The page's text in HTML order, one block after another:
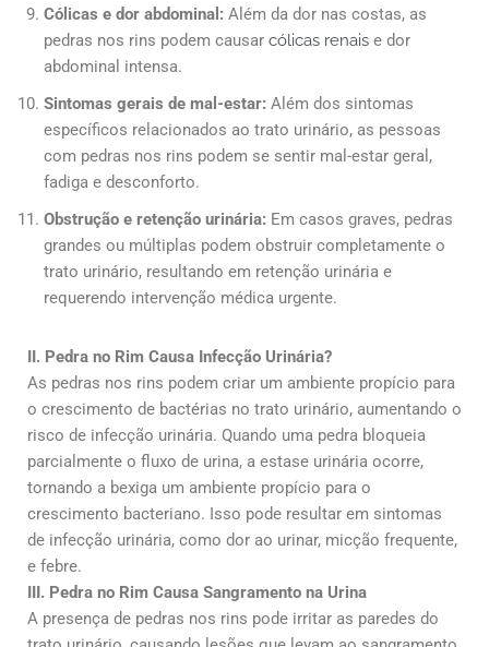
Cólicas e dor abdominal: Além da dor nas costas, as
pedras nos rins podem causar cólicas renais e dor
abdominal intensa.
Sintomas gerais de mal-estar: Além dos sintomas
específicos relacionados ao trato urinário, as pessoas
com pedras nos rins podem se sentir mal-estar geral,
fadiga e desconforto.
Obstrução e retenção urinária: Em casos graves, pedras
grandes ou múltiplas podem obstruir completamente o
trato urinário, resultando em retenção urinária e
requerendo intervenção médica urgente.
II. Pedra no Rim Causa Infecção Urinária?
As pedras nos rins podem criar um ambiente propício para
o crescimento de bactérias no trato urinário, aumentando o
risco de infecção urinária. Quando uma pedra bloqueia
parcialmente o fluxo de urina, a estase urinária ocorre,
tornando a bexiga um ambiente propício para o
crescimento bacteriano. Isso pode resultar em sintomas
de infecção urinária, como dor ao urinar, micção frequente,
e febre.
III. Pedra no Rim Causa Sangramento na Urina
A presença de pedras nos rins pode irritar as paredes do